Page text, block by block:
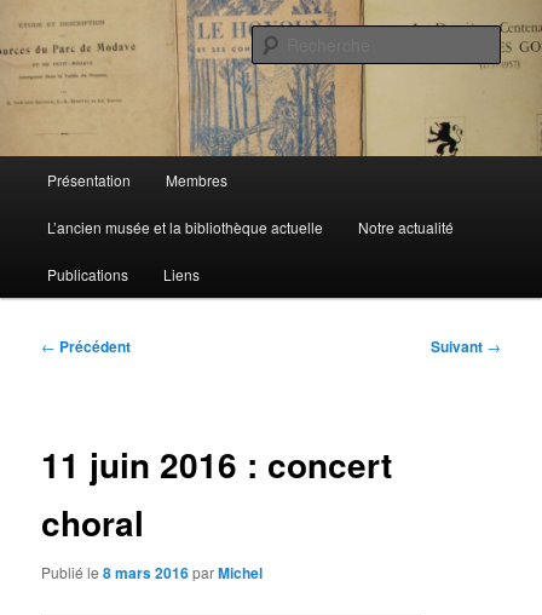
contenu
Cercle Royal d'Histoire et de
Folklore
principal
Présentation Membres
L’ancien musée et la bibliothèque actuelle Notre actualité
Publications Liens
Navigation
← Précédent Suivant →
11 juin 2016 : concert
choral
Publié le8 mars 2016parMichel